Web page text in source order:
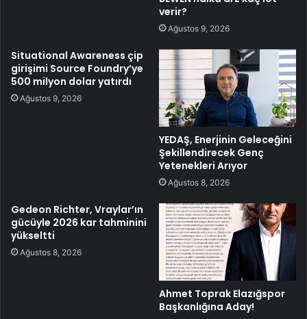
verir?
Ağustos 9, 2026
Situational Awareness çip
girişimi Source Foundry’ye
500 milyon dolar yatırdı
Ağustos 9, 2026
YEDAŞ, Enerjinin Geleceğini
Şekillendirecek Genç
Yetenekleri Arıyor
Ağustos 8, 2026
Gedeon Richter, Vraylar’ın
gücüyle 2026 kar tahminini
yükseltti
Ağustos 8, 2026
Ahmet Toprak Elazığspor
Başkanlığına Aday!